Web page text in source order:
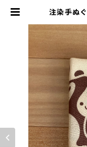
注染手ぬぐ
巳年 蛇